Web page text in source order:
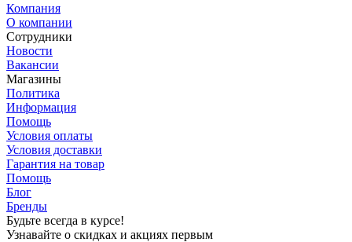
Компания
О компании
Сотрудники
Новости
Вакансии
Магазины
Политика
Информация
Помощь
Условия оплаты
Условия доставки
Гарантия на товар
Помощь
Блог
Бренды
Будьте всегда в курсе!
Узнавайте о скидках и акциях первым